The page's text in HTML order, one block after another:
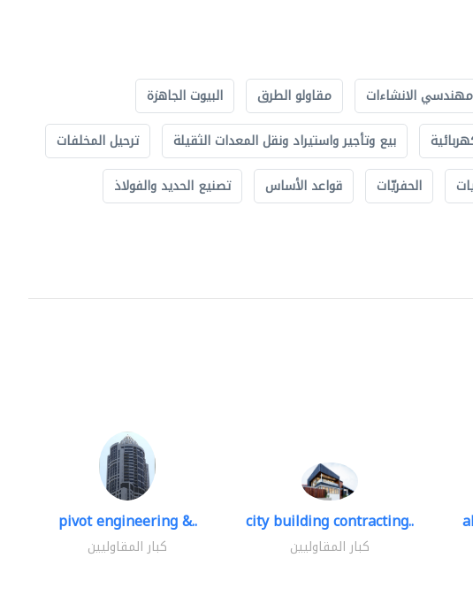
مهندسي الانشاءات مقاولو الطرق
البيوت الجاهزة
بيع وتأجير واستيراد ونقل المعدات الثقيلة
ترحيل المخلفات
الحفريّات قواعد الأساس
تصنيع الحديد والفولاذ
pivot engineering &..
كبار المقاوليين
city building contracting..
كبار المقاوليين